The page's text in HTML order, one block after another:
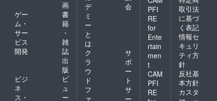
画
ゲー
ム・
サー
ビス
開発
書
籍
・
雑
誌
出
版
ビジ
ネ
ス・
ビ
ュ
ー
デ
ミ
ー
と
は
会
ク
ラ
ウ
ド
フ
ァ
サ
ポ
ー
ト
サ
ー
PFI
RE
for
Ente
rtain
men
t
CAM
PFI
RE
取引法
に基づ
く表記
情報セ
キュリ
ティ方
針
反社基
本方針
カスタ